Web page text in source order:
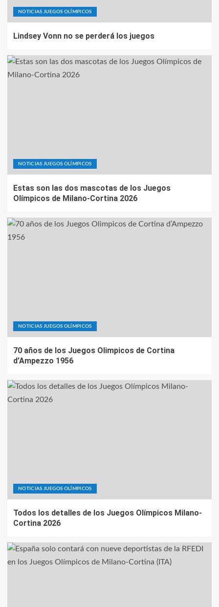
NOTICIAS JUEGOS OLÍMPICOS
Lindsey Vonn no se perderá los juegos
NOTICIAS JUEGOS OLÍMPICOS
Estas son las dos mascotas de los Juegos
Olímpicos de Milano-Cortina 2026
NOTICIAS JUEGOS OLÍMPICOS
70 años de los Juegos Olimpicos de Cortina
d’Ampezzo 1956
NOTICIAS JUEGOS OLÍMPICOS
Todos los detalles de los Juegos Olímpicos Milano-
Cortina 2026